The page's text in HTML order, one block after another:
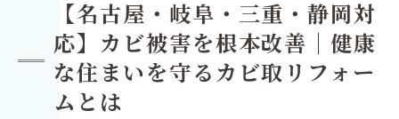
【名古屋・岐阜・三重・静岡対
応】カビ被害を根本改善｜健康
な住まいを守るカビ取リフォー
ムとは